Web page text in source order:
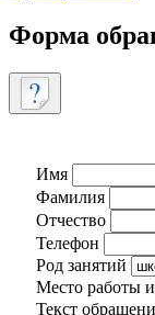
Форма
Имя
Фамилия
Отчество
Телефон
Род занятий
Место работы
Текст